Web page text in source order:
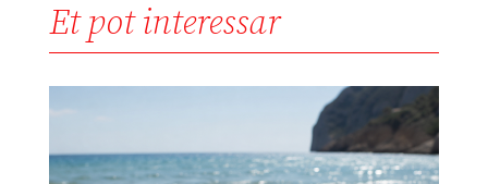
Et pot interessar